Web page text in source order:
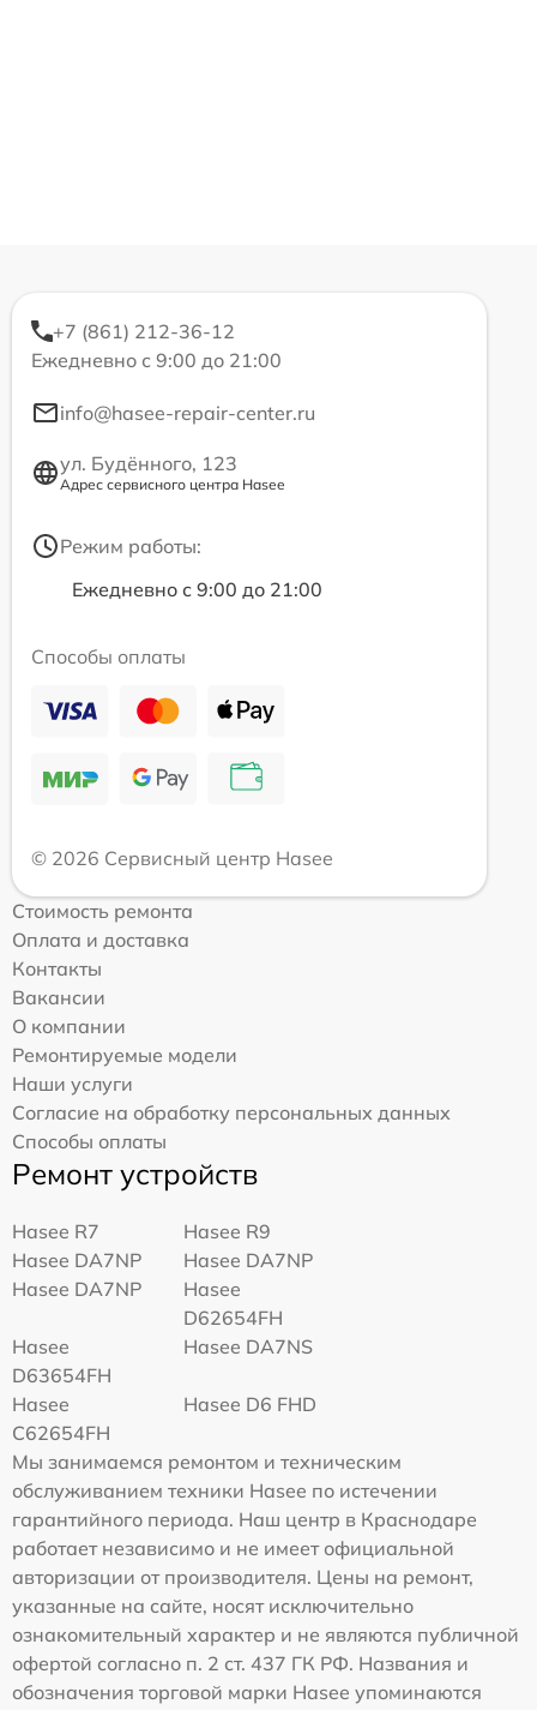
+7 (861) 212-36-12
Ежедневно с 9:00 до 21:00
info@hasee-repair-center.ru
ул. Будённого, 123
Адрес сервисного центра Hasee
Режим работы:
Ежедневно с 9:00 до 21:00
Способы оплаты
© 2026 Сервисный центр Hasee
Стоимость ремонта
Оплата и доставка
Контакты
Вакансии
О компании
Ремонтируемые модели
Наши услуги
Согласие на обработку персональных данных
Способы оплаты
Ремонт устройств
Hasee R7
Hasee R9
Hasee DA7NP
Hasee DA7NP
Hasee DA7NP
Hasee
D62654FH
Hasee
D63654FH
Hasee DA7NS
Hasee
C62654FH
Hasee D6 FHD
Мы занимаемся ремонтом и техническим
обслуживанием техники Hasee по истечении
гарантийного периода. Наш центр в Краснодаре
работает независимо и не имеет официальной
авторизации от производителя. Цены на ремонт,
указанные на сайте, носят исключительно
ознакомительный характер и не являются публичной
офертой согласно п. 2 ст. 437 ГК РФ. Названия и
обозначения торговой марки Hasee упоминаются